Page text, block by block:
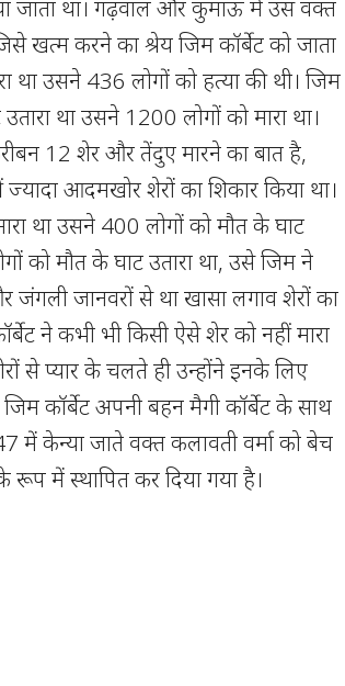
जाता था। गढ़वाल और कुमाऊं में उस वक्त
करने का श्रेय जिम कॉर्बेट को जाता
था उसने 436 लोगों को हत्या की थी। जिम
था उसने 1200 लोगों को मारा था।
12 शेर और तेंदुए मारने का बात है,
आदमखोर शेरों का शिकार किया था।
था उसने 400 लोगों को मौत के घाट
को मौत के घाट उतारा था, उसे जिम ने
जंगली जानवरों से था खासा लगाव शेरों का
ने कभी भी किसी ऐसे शेर को नहीं मारा
से प्यार के चलते ही उन्होंने इनके लिए
कॉर्बेट अपनी बहन मैगी कॉर्बेट के साथ
में केन्या जाते वक्त कलावती वर्मा को बेच
रूप में स्थापित कर दिया गया है।